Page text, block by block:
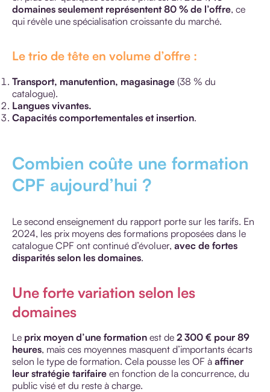
domaines seulement représentent 80 % de l’offre, ce
qui révèle une spécialisation croissante du marché.
Le trio de tête en volume d’offre :
Transport, manutention, magasinage (38 % du
catalogue).
Langues vivantes.
Capacités comportementales et insertion.
Combien coûte une formation
CPF aujourd’hui ?
Le second enseignement du rapport porte sur les tarifs. En
2024, les prix moyens des formations proposées dans le
catalogue CPF ont continué d’évoluer, avec de fortes
disparités selon les domaines.
Une forte variation selon les
domaines
Le prix moyen d’une formation est de 2 300 € pour 89
heures, mais ces moyennes masquent d’importants écarts
selon le type de formation. Cela pousse les OF à affiner
leur stratégie tarifaire en fonction de la concurrence, du
public visé et du reste à charge.